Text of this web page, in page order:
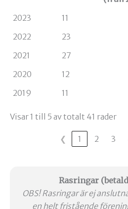
2023
11
2022
23
2021
27
2020
12
2019
11
Visar 1 till 5 av totalt 41 rader
❮ 1 2 3
Rasringar
OBS! Rasringar är ej
en helt fristående